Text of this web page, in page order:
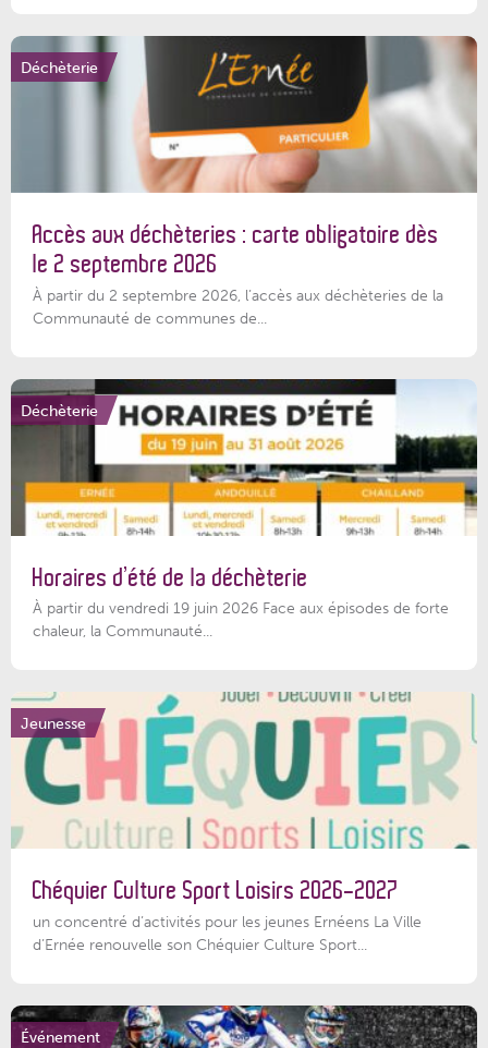
Déchèterie
Accès aux déchèteries : carte obligatoire dès
le 2 septembre 2026
À partir du 2 septembre 2026, l’accès aux déchèteries de la
Communauté de communes de...
Déchèterie
Horaires d’été de la déchèterie
À partir du vendredi 19 juin 2026 Face aux épisodes de forte
chaleur, la Communauté...
Jeunesse
Chéquier Culture Sport Loisirs 2026-2027
un concentré d’activités pour les jeunes Ernéens La Ville
d’Ernée renouvelle son Chéquier Culture Sport...
Événement